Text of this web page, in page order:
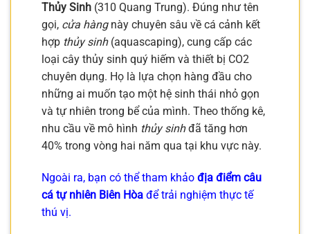
Thủy Sinh (310 Quang Trung). Đúng như tên
gọi, cửa hàngnày chuyên sâu về cá cảnh kết
hợp thủy sinh(aquascaping), cung cấp các
loại cây thủy sinh quý hiếm và thiết bị CO2
chuyên dụng. Họ là lựa chọn hàng đầu cho
những ai muốn tạo một hệ sinh thái nhỏ gọn
và tự nhiên trong bể của mình. Theo thống kê,
nhu cầu về mô hình thủy sinhđã tăng hơn
40% trong vòng hai năm qua tại khu vực này.
Ngoài ra, bạn có thể tham khảo địa điểm câu
cá tự nhiên Biên Hòa để trải nghiệm thực tế
thú vị.